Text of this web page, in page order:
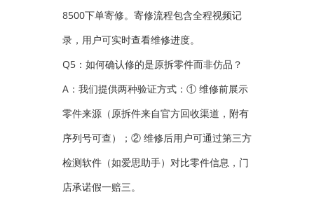
8500下单寄修。寄修流程包含全程视频记
录，用户可实时查看维修进度。
Q5：如何确认修的是原拆零件而非仿品？
A：我们提供两种验证方式：① 维修前展示
零件来源（原拆件来自官方回收渠道，附有
序列号可查）；② 维修后用户可通过第三方
检测软件（如爱思助手）对比零件信息，门
店承诺假一赔三。